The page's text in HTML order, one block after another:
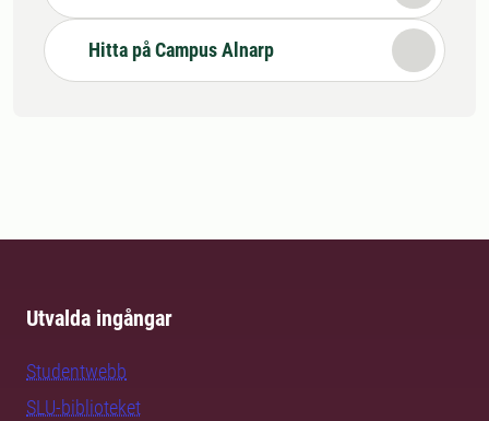
Hitta på Campus Alnarp
Utvalda ingångar
Studentwebb
SLU-biblioteket